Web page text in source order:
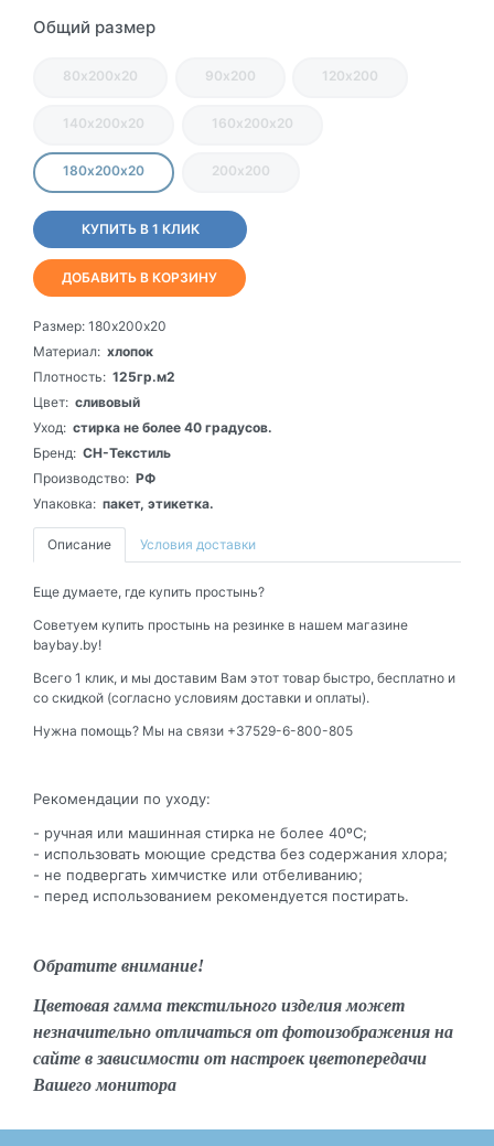
Общий размер
80х200х20 90х200 120х200
140х200х20 160х200х20
180х200х20 200х200
КУПИТЬ В 1 КЛИК
ДОБАВИТЬ В КОРЗИНУ
Размер: 180х200х20
Материал: хлопок
Плотность: 125гр.м2
Цвет: сливовый
Уход: стирка не более 40 градусов.
Бренд: СН-Текстиль
Производство: РФ
Упаковка: пакет, этикетка.
Описание Условия доставки
Еще думаете, где купить простынь?
Советуем купить простынь на резинке в нашем магазине
baybay.by!
Всего 1 клик, и мы доставим Вам этот товар быстро, бесплатно и
со скидкой (согласно условиям доставки и оплаты).
Нужна помощь? Мы на связи +37529-6-800-805
Рекомендации по уходу:
- ручная или машинная стирка не более 40ºС;
- использовать моющие средства без содержания хлора;
- не подвергать химчистке или отбеливанию;
- перед использованием рекомендуется постирать.
Обратите внимание!
Цветовая гамма текстильного изделия может
незначительно отличаться от фотоизображения на
сайте в зависимости от настроек цветопередачи
Вашего монитора